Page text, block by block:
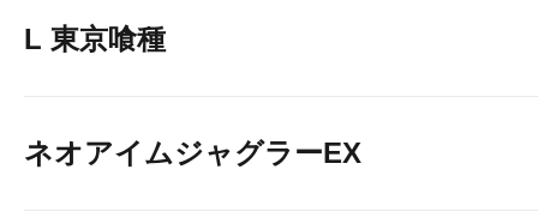
L 東京喰種
ネオアイムジャグラーEX